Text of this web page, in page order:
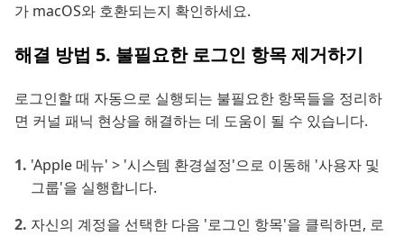
가 macOS와 호환되는지 확인하세요.
해결 방법 5. 불필요한 로그인 항목 제거하기
로그인할 때 자동으로 실행되는 불필요한 항목들을 정리하
면 커널 패닉 현상을 해결하는 데 도움이 될 수 있습니다.
'Apple 메뉴' > '시스템 환경설정'으로 이동해 '사용자 및
그룹'을 실행합니다.
자신의 계정을 선택한 다음 '로그인 항목'을 클릭하면, 로